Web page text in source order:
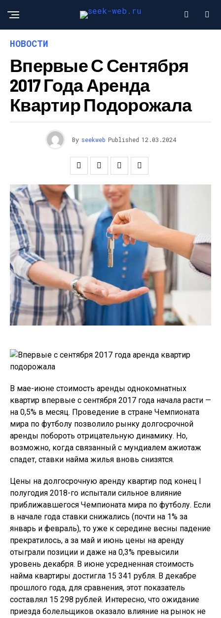
НОВОСТИ
Впервые С Сентября
2017 Года Аренда
Квартир Подорожала
By seekweb Published 12.03.2024
В мае-июне стоимость аренды однокомнатных
квартир впервые с сентября 2017 года начала расти —
на 0,5% в месяц. Проведение в стране Чемпионата
мира по футболу позволило рынку долгосрочной
аренды побороть отрицательную динамику. Но,
возможно, когда связанный с мундиалем ажиотаж
спадет, ставки найма жилья вновь снизятся.
Цены на долгосрочную аренду квартир под конец I
полугодия 2018-го испытали сильное влияние
приближавшегося Чемпионата мира по футболу. Если
в начале года ставки снижались (почти на 1% за
январь и февраль), то уже к середине весны падение
прекратилось, а за май и июнь цены на аренду
отыграли позиции и даже на 0,3% превысили
уровень декабря. В июне усредненная стоимость
найма квартиры достигла 15 341 рубля. В декабре
прошлого года, для сравнения, этот показатель
составлял 15 298 рублей. Интересно, что ожидание
приезда болельщиков оказало влияние на рынок не